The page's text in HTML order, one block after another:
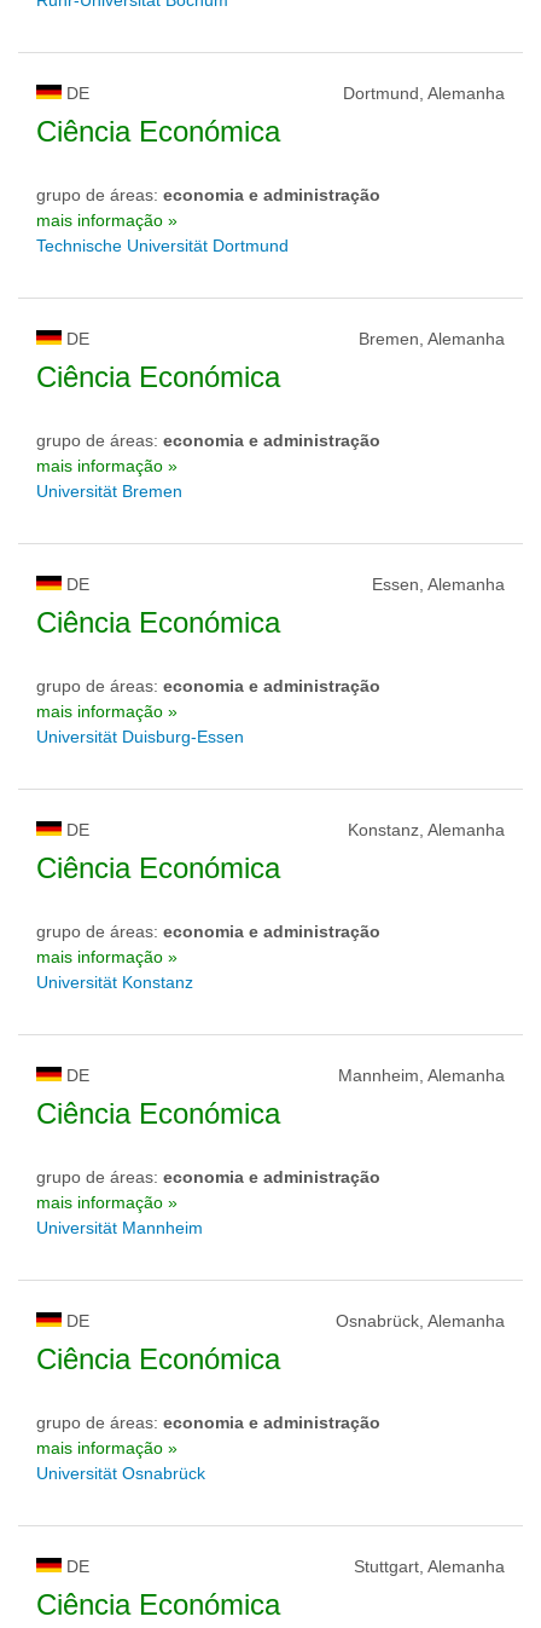
DE Dortmund, Alemanha
Ciência Económica
grupo de áreas: economia e administração
mais informação »
Technische Universität Dortmund
DE Bremen, Alemanha
Ciência Económica
grupo de áreas: economia e administração
mais informação »
Universität Bremen
DE Essen, Alemanha
Ciência Económica
grupo de áreas: economia e administração
mais informação »
Universität Duisburg-Essen
DE Konstanz, Alemanha
Ciência Económica
grupo de áreas: economia e administração
mais informação »
Universität Konstanz
DE Mannheim, Alemanha
Ciência Económica
grupo de áreas: economia e administração
mais informação »
Universität Mannheim
DE Osnabrück, Alemanha
Ciência Económica
grupo de áreas: economia e administração
mais informação »
Universität Osnabrück
DE Stuttgart, Alemanha
Ciência Económica